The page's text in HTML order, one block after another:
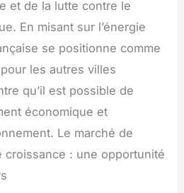
et de la lutte contre le
En misant sur l’énergie
se positionne comme
les autres villes
qu’il est possible de
économique et
Le marché de
croissance : une opportunité